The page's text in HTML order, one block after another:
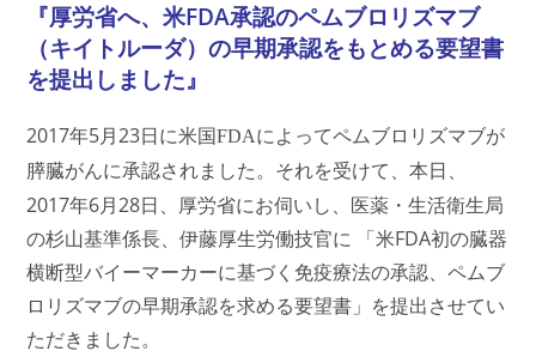
『厚労省へ、米FDA承認のペムブロリズマブ
（キイトルーダ）の早期承認をもとめる要望書
を提出しました』
2017年5月 23日に米国FDAによってペムブロリズマブが
膵臓がんに承認されました。それを受けて、本日、
2017年6月28日、厚労省にお伺いし、医薬・生活衛生局
の杉山基準係長、伊藤厚生労働技官に 「米FDA初の臓器
横断型バイーマーカーに基づく免疫療法の承認、ペムブ
ロリズマブの早期承認を求める要望書」を提出させてい
ただきました。